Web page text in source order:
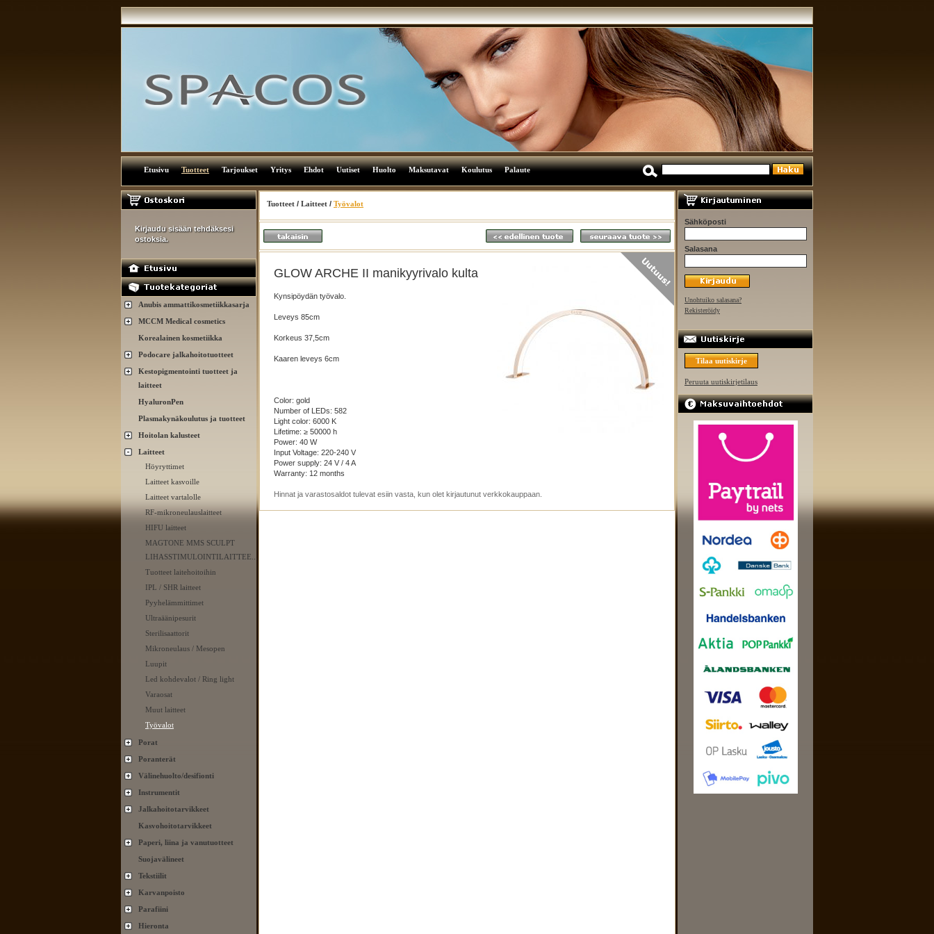
Etusivu Tuotteet Tarjoukset Yritys Ehdot Uutiset Huolto Maksutavat Koulutus Palaute
Kirjaudu sisään tehdäksesi
ostoksia.
Anubis ammattikosmetiikkasarja
MCCM Medical cosmetics
Korealainen kosmetiikka
Podocare jalkahoitotuotteet
Kestopigmentointi tuotteet ja
laitteet
HyaluronPen
Plasmakynäkoulutus ja tuotteet
Hoitolan kalusteet
Laitteet
Höyryttimet
Laitteet kasvoille
Laitteet vartalolle
RF-mikroneulauslaitteet
HIFU laitteet
MAGTONE MMS SCULPT
LIHASSTIMULOINTILAITTEE...
Tuotteet laitehoitoihin
IPL / SHR laitteet
Pyyhelämmittimet
Ultraäänipesurit
Sterilisaattorit
Mikroneulaus / Mesopen
Luupit
Led kohdevalot / Ring light
Varaosat
Muut laitteet
Työvalot
Porat
Poranterät
Välinehuolto/desifionti
Instrumentit
Jalkahoitotarvikkeet
Kasvohoitotarvikkeet
Paperi, liina ja vanutuotteet
Suojavälineet
Tekstiilit
Karvanpoisto
Parafiini
Hieronta
Tuotteet / Laitteet / Työvalot
GLOW ARCHE II manikyyrivalo kulta
Kynsipöydän työvalo.
Leveys 85cm
Korkeus 37,5cm
Kaaren leveys 6cm
Color: gold
Number of LEDs: 582
Light color: 6000 K
Lifetime: ≥ 50000 h
Power: 40 W
Input Voltage: 220-240 V
Power supply: 24 V / 4 A
Warranty: 12 months
Hinnat ja varastosaldot tulevat esiin vasta, kun olet kirjautunut verkkokauppaan.
Sähköposti
Salasana
Unohtuiko salasana?
Rekisteröidy
Tilaa uutiskirje
Peruuta uutiskirjetilaus